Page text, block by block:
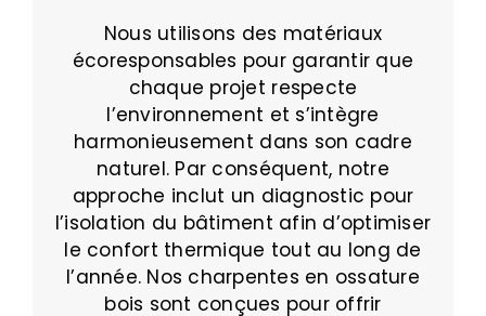
Nous utilisons des matériaux
écoresponsables pour garantir que
chaque projet respecte
l’environnement et s’intègre
harmonieusement dans son cadre
naturel. Par conséquent, notre
approche inclut un diagnostic pour
l’isolation du bâtiment afin d’optimiser
le confort thermique tout au long de
l’année. Nos charpentes en ossature
bois sont conçues pour offrir